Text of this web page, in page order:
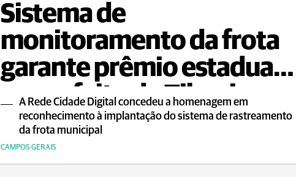
Sistema de
monitoramento da frota
garante prêmio estadual
ao prefeito de Tibagi
A Rede Cidade Digital concedeu a homenagem em
reconhecimento à implantação do sistema de rastreamento
da frota municipal
CAMPOS GERAIS